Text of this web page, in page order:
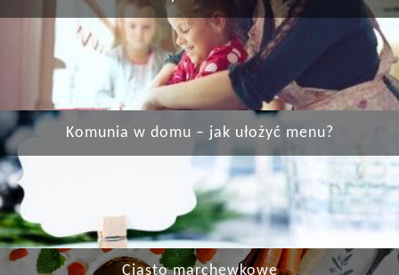
Komunia w domu – jak ułożyć menu?
Ciasto marchewkowe